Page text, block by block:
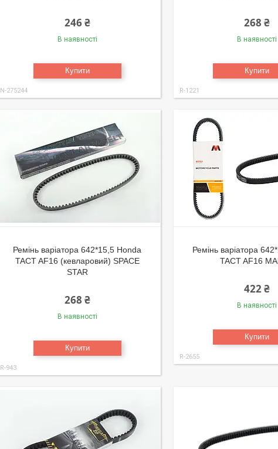
246 ₴
В наявності
Купити
N-275244
268 ₴
В наявності
Купити
R-1221
Ремінь варіатора 642*15,5 Honda
TACT AF16 (кевларовий) SPACE
STAR
268 ₴
В наявності
Купити
R-943
Ремінь варіатора
TACT AF16
422 ₴
В наявності
Купити
R-2655